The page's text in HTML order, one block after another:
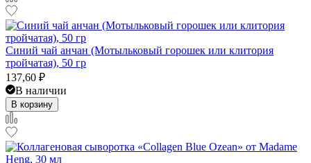
Синий чай анчан (Мотыльковый горошек или клитория
тройчатая), 50 гр
137,60 ₽
В наличии
В корзину